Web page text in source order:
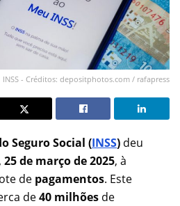
INSS - Créditos: depositphotos.com / rafapress
Seguro Social (INSS) deu
25 de março de 2025, à
de pagamentos. Este
de40 milhões de